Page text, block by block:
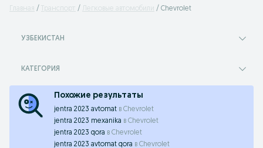
Главная Транспорт Легковые автомобили Chevrolet
УЗБЕКИСТАН
КАТЕГОРИЯ
Похожие результаты
jentra 2023 avtomat в Chevrolet
jentra 2023 mexanika в Chevrolet
jentra 2023 qora в Chevrolet
jentra 2023 avtomat qora в Chevrolet